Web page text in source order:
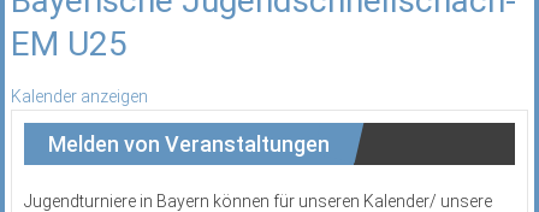
EM U25
Kalender anzeigen
Melden von Veranstaltungen
Jugendturniere in Bayern können für unseren Kalender/ unsere